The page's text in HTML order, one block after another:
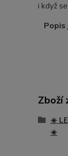
i když
Zboží
☀️
☀️